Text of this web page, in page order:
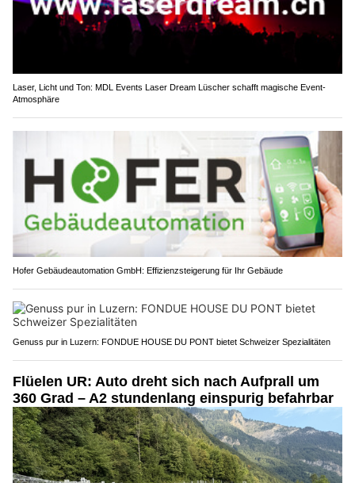
Laser, Licht und Ton: MDL Events Laser Dream Lüscher schafft magische Event-
Atmosphäre
Hofer Gebäudeautomation GmbH: Effizienzsteigerung für Ihr Gebäude
Genuss pur in Luzern: FONDUE HOUSE DU PONT bietet Schweizer Spezialitäten
Flüelen UR: Auto dreht sich nach Aufprall um
360 Grad – A2 stundenlang einspurig befahrbar